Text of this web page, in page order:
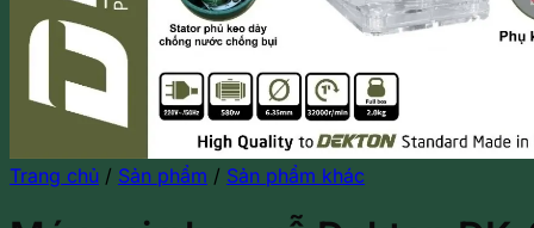
Trang chủ / Sản phẩm / Sản phẩm khác